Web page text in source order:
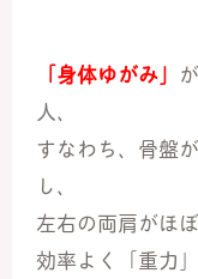
「身体ゆがみ」
人、
すなわち、骨盤
し、
左右の両肩がほ
効率よく「重力